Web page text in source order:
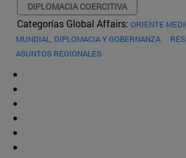
DIPLOMACIA COERCITIVA
Categorías Global Affairs: ORIENTE
MUNDIAL, DIPLOMACIA Y GOBERNANZA
ASUNTOS REGIONALES